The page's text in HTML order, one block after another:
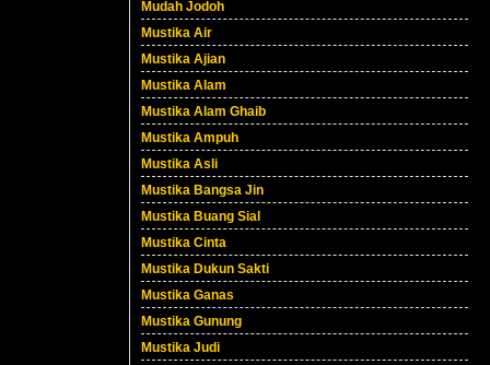
Mudah Jodoh
Mustika Air
Mustika Ajian
Mustika Alam
Mustika Alam Ghaib
Mustika Ampuh
Mustika Asli
Mustika Bangsa Jin
Mustika Buang Sial
Mustika Cinta
Mustika Dukun Sakti
Mustika Ganas
Mustika Gunung
Mustika Judi